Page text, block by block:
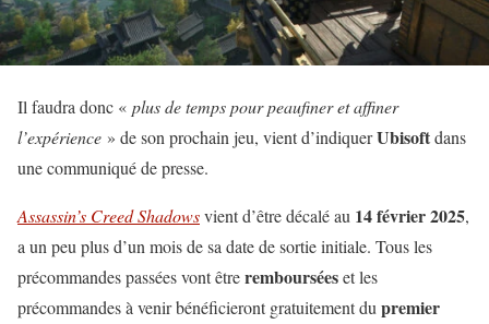
Il faudra donc « plus de temps pour peaufiner et affiner
l’expérience » de son prochain jeu, vient d’indiquerUbisoftdans
une communiqué de presse.
Assassin’s Creed Shadowsvient d’être décalé au 14 février 2025,
a un peu plus d’un mois de sa date de sortie initiale. Tous les
précommandes passées vont êtrerembourséeset les
précommandes à venir bénéficieront gratuitement du premier